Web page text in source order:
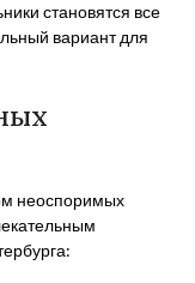
становятся все
вариант для
неоспоримых